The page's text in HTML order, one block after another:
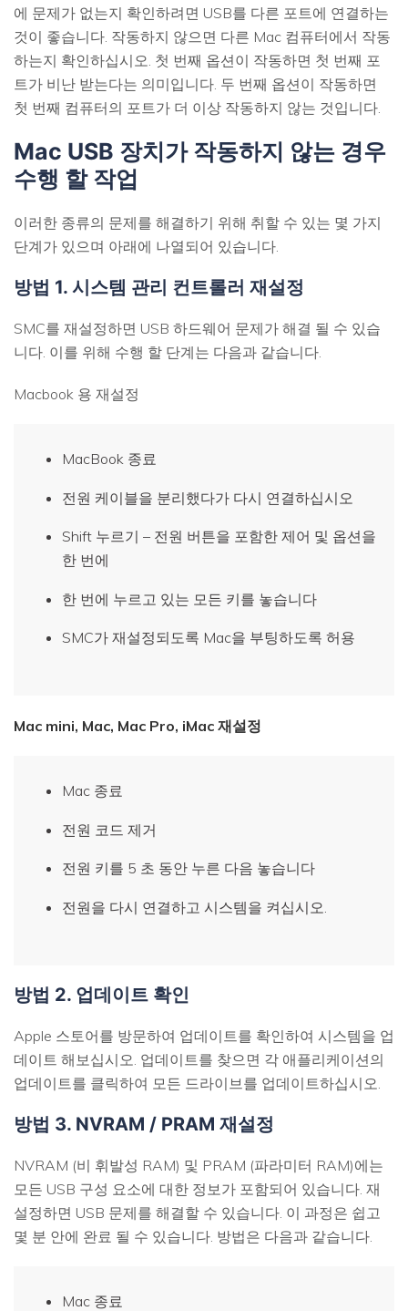
Repairit - 데이터 복구
UBackit - 데이터 백업
에 문제가 없는지 확인하려면 USB를 다른 포트에 연결하는
것이 좋습니다. 작동하지 않으면 다른 Mac 컴퓨터에서 작동
하는지 확인하십시오. 첫 번째 옵션이 작동하면 첫 번째 포
트가 비난 받는다는 의미입니다. 두 번째 옵션이 작동하면
첫 번째 컴퓨터의 포트가 더 이상 작동하지 않는 것입니다.
Mac USB 장치가 작동하지 않는 경우
수행 할 작업
이러한 종류의 문제를 해결하기 위해 취할 수 있는 몇 가지
단계가 있으며 아래에 나열되어 있습니다.
방법 1. 시스템 관리 컨트롤러 재설정
SMC를 재설정하면 USB 하드웨어 문제가 해결 될 수 있습
니다. 이를 위해 수행 할 단계는 다음과 같습니다.
Macbook 용 재설정
MacBook 종료
전원 케이블을 분리했다가 다시 연결하십시오
Shift 누르기 – 전원 버튼을 포함한 제어 및 옵션을
한 번에
한 번에 누르고 있는 모든 키를 놓습니다
SMC가 재설정되도록 Mac을 부팅하도록 허용
Mac mini, Mac, Mac Pro, iMac 재설정
Mac 종료
전원 코드 제거
전원 키를 5 초 동안 누른 다음 놓습니다
전원을 다시 연결하고 시스템을 켜십시오.
방법 2. 업데이트 확인
Apple 스토어를 방문하여 업데이트를 확인하여 시스템을 업
데이트 해보십시오. 업데이트를 찾으면 각 애플리케이션의
업데이트를 클릭하여 모든 드라이브를 업데이트하십시오.
방법 3. NVRAM / PRAM 재설정
NVRAM (비 휘발성 RAM) 및 PRAM (파라미터 RAM)에는
모든 USB 구성 요소에 대한 정보가 포함되어 있습니다. 재
설정하면 USB 문제를 해결할 수 있습니다. 이 과정은 쉽고
몇 분 안에 완료 될 수 있습니다. 방법은 다음과 같습니다.
Mac 종료